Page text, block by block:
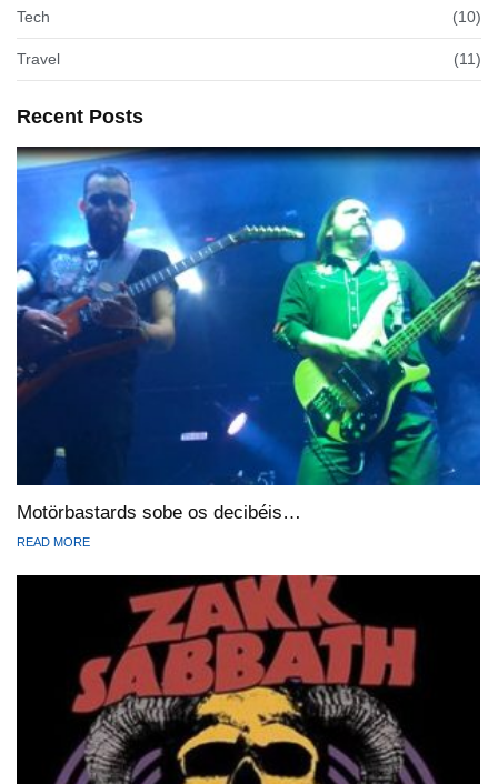
Tech (10)
Travel (11)
Recent Posts
Motörbastards sobe os decibéis…
READ MORE